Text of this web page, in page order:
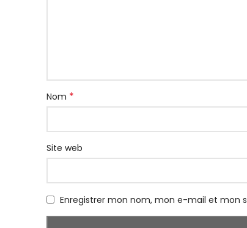
Nom *
Site web
Enregistrer mon nom, mon e-mail et mon